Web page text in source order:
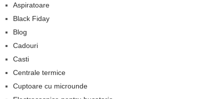
Aspiratoare
Black Fiday
Blog
Cadouri
Casti
Centrale termice
Cuptoare cu microunde